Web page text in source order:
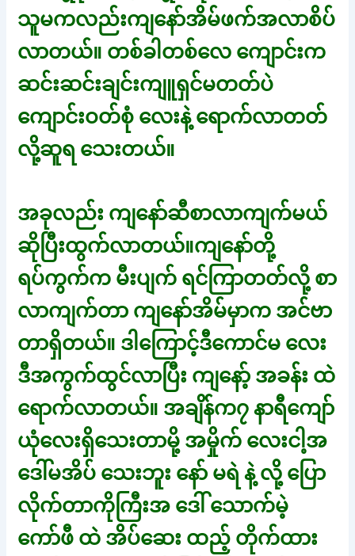
သူမကလည်းကျနော်အိမ်ဖက်အလာစိပ်
လာတယ်။ တစ်ခါတစ်လေ ကျောင်းက
ဆင်းဆင်းချင်းကျူရှင်မတတ်ပဲ
ကျောင်းဝတ်စုံ လေးနဲ့ ရောက်လာတတ်
လို့ဆူရ သေးတယ်။
အခုလည်း ကျနော်ဆီစာလာကျက်မယ်
ဆိုပြီးထွက်လာတယ်။ကျနော်တို့
ရပ်ကွက်က မီးပျက် ရင်ကြာတတ်လို့ စာ
လာကျက်တာ ကျနော်အိမ်မှာက အင်ဗာ
တာရှိတယ်။ ဒါကြောင့်ဒီကောင်မ လေး
ဒီအကွက်ထွင်လာပြီး ကျနော့် အခန်း ထဲ
ရောက်လာတယ်။ အချိန်က၇ နာရီကျော်
ယုံလေးရှိသေးတာမို့ အမှိုက် လေးငါ့အ
ဒေါ်မအိပ် သေးဘူး နော် မရဲ နဲ့ လို့ ပြော
လိုက်တာကိုကြီးအ ဒေါ် သောက်မဲ့
ကော်ဖီ ထဲ အိပ်ဆေး ထည့် တိုက်ထား